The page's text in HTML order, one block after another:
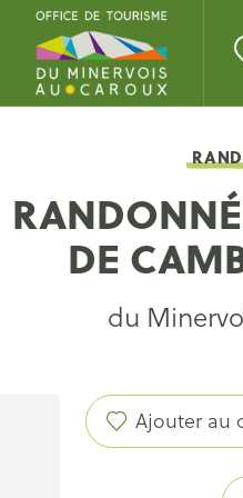
DE
du
Ajouter au